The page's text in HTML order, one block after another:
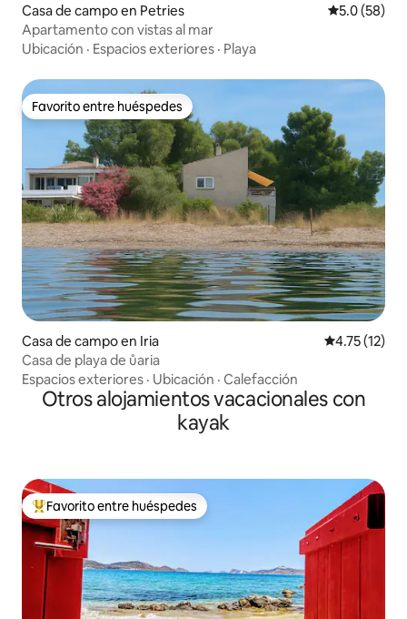
Casa de campo en Petries Calificación
5.0 (58)
Apartamento con vistas al mar
Ubicación · Espacios exteriores · Playa
Favorito entre huéspedes
Favorito entre huéspedes
Casa de campo en Iria Calificación
4.75 (12)
Casa de playa de ůaria
Espacios exteriores · Ubicación · Calefacción
Otros alojamientos vacacionales con
kayak
De los mejores en Favorito entre huéspedes
Favorito entre huéspedes